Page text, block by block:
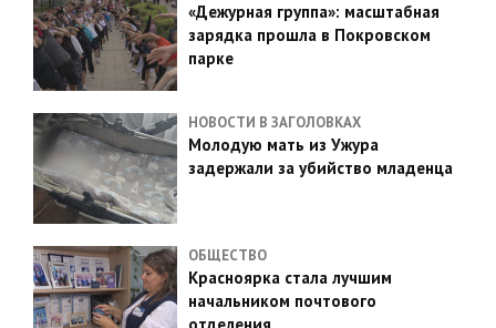
«Дежурная группа»: масштабная
зарядка прошла в Покровском
парке
НОВОСТИ В ЗАГОЛОВКАХ
Молодую мать из Ужура
задержали за убийство младенца
ОБЩЕСТВО
Красноярка стала лучшим
начальником почтового